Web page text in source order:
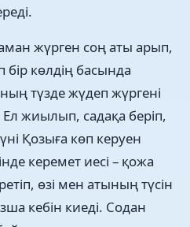
жүрген соң аты арып,
көлдің басында
түзде жүдеп жүргені
Ел жиылып, садақа беріп,
Қозыға көп керуен
керемет иесі – қожа
өзі мен атының түсін
кебін киеді. Содан